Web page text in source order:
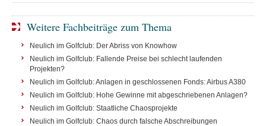
Weitere Fachbeiträge zum Thema
Neulich im Golfclub: Der Abriss von Knowhow
Neulich im Golfclub: Fallende Preise bei schlecht laufenden
Projekten?
Neulich im Golfclub: Anlagen in geschlossenen Fonds: Airbus A380
Neulich im Golfclub: Hohe Gewinne mit abgeschriebenen Anlagen?
Neulich im Golfclub: Staatliche Chaosprojekte
Neulich im Golfclub: Chaos durch falsche Abschreibungen